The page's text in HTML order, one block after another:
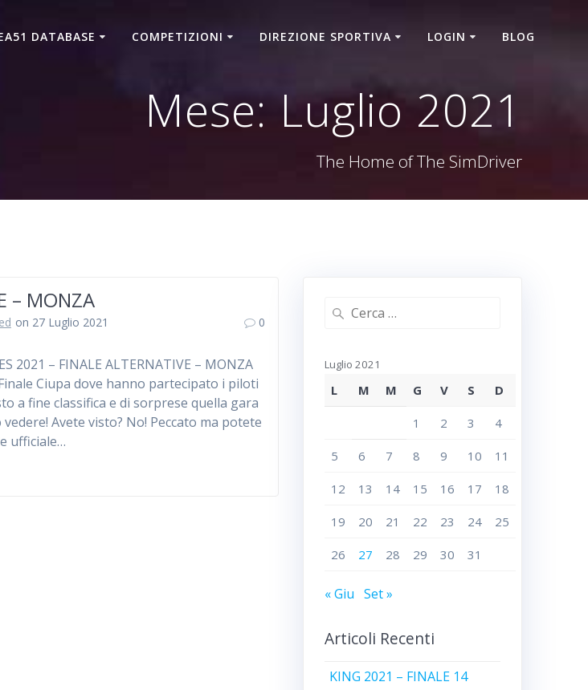
DATABASE COMPETIZIONI DIREZIONE SPORTIVA LOGIN BLOG
Mese:Luglio 2021
The Home of The SimDriver
– MONZA
on 27 Luglio 2021 0
2021 – FINALE ALTERNATIVE – MONZA
Ciupa dove hanno partecipato i piloti
a fine classifica e di sorprese quella gara
Avete visto? No! Peccato ma potete
ufficiale…
Luglio 2021
L M M G V S D
1 2 3 4
5 6 7 8 9 10 11
12 13 14 15 16 17 18
19 20 21 22 23 24 25
26 27 28 29 30 31
« Giu Set »
Articoli Recenti
KING 2021 – FINALE 14